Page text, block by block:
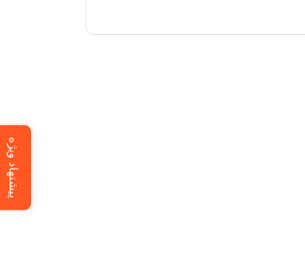
پیشنهاد ویژه